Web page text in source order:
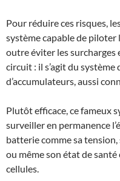
Pour réduire ces risques,
système capable de
outre éviter les
circuit : il s’agit du
d’accumulateurs, aussi
Plutôt efficace, ce fameux
surveiller en permanence
batterie comme sa
ou même son état de
cellules.